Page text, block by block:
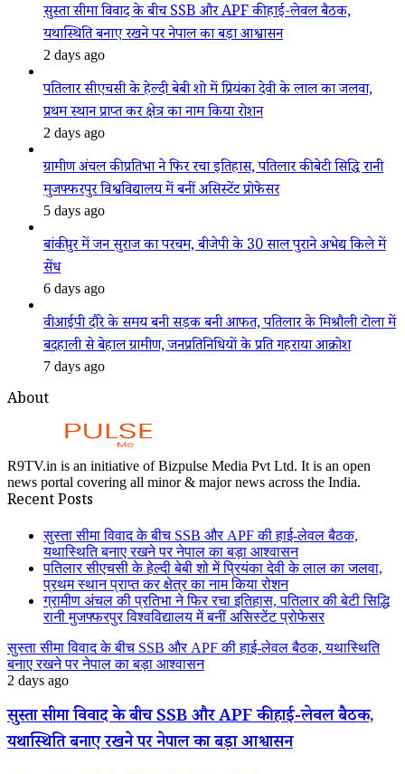
सुस्ता सीमा विवाद के बीच SSB और APF की हाई-लेवल बैठक,
यथास्थिति बनाए रखने पर नेपाल का बड़ा आश्वासन
2 days ago
पतिलार सीएचसी के हेल्दी बेबी शो में प्रियंका देवी के लाल का जलवा,
प्रथम स्थान प्राप्त कर क्षेत्र का नाम किया रोशन
2 days ago
ग्रामीण अंचल की प्रतिभा ने फिर रचा इतिहास, पतिलार की बेटी सिद्धि रानी
मुजफ्फरपुर विश्वविद्यालय में बनीं असिस्टेंट प्रोफेसर
5 days ago
बांकीपुर में जन सुराज का परचम, बीजेपी के 30 साल पुराने अभेद्य किले में
सेंध
6 days ago
वीआईपी दौरे के समय बनी सड़क बनी आफत, पतिलार के मिश्रौली टोला में
बदहाली से बेहाल ग्रामीण, जनप्रतिनिधियों के प्रति गहराया आक्रोश
7 days ago
About
R9TV.in is an initiative of Bizpulse Media Pvt Ltd. It is an open
news portal covering all minor & major news across the India.
Recent Posts
सुस्ता सीमा विवाद के बीच SSB और APF की हाई-लेवल बैठक,
यथास्थिति बनाए रखने पर नेपाल का बड़ा आश्वासन
पतिलार सीएचसी के हेल्दी बेबी शो में प्रियंका देवी के लाल का जलवा,
प्रथम स्थान प्राप्त कर क्षेत्र का नाम किया रोशन
ग्रामीण अंचल की प्रतिभा ने फिर रचा इतिहास, पतिलार की बेटी सिद्धि
रानी मुजफ्फरपुर विश्वविद्यालय में बनीं असिस्टेंट प्रोफेसर
सुस्ता सीमा विवाद के बीच SSB और APF की हाई-लेवल बैठक, यथास्थिति
बनाए रखने पर नेपाल का बड़ा आश्वासन
2 days ago
सुस्ता सीमा विवाद के बीच SSB और APF की हाई-लेवल बैठक,
यथास्थिति बनाए रखने पर नेपाल का बड़ा आश्वासन